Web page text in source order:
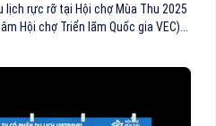
lịch rực rỡ tại Hội chợ Mùa Thu 2025
Hội chợ Triển lãm Quốc gia VEC)...